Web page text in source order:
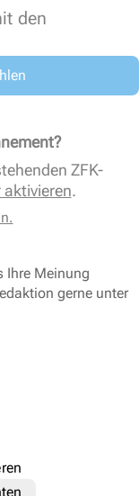
den
ZFK-
aktivieren.
Ihre Meinung
gerne unter